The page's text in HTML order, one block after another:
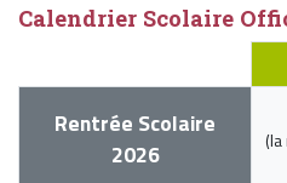
Calendrier Scolaire
Rentrée Scolaire
2026